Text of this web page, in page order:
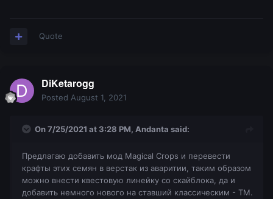
Quote
DiKetarogg
Posted August 1, 2021
On 7/25/2021 at 3:28 PM, Andanta said:
Предлагаю добавить мод Magical Crops и перевести
крафты этих семян в верстак из аваритии, таким образом
можно внести квестовую линейку со скайблока, да и
добавить немного нового на ставший классическим - ТМ.